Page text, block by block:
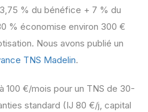
% du bénéfice + 7 % du
% économise environ 300 €
Nous avons publié un
TNS Madelin.
100 €/mois pour un TNS de 30-
standard (IJ 80 €/j, capital